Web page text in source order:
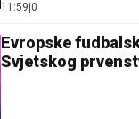
11:59 0
Evropske
Svjetskog